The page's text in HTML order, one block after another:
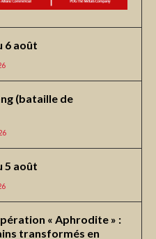
6 août
(bataille de
5 août
« Aphrodite » :
transformés en